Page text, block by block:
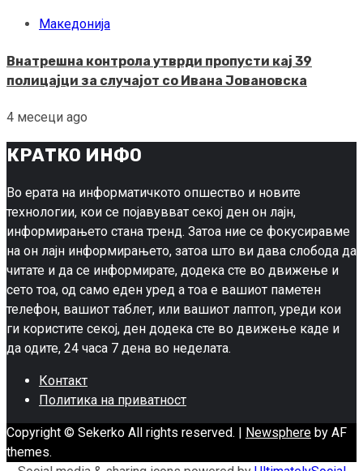
Македонија
Внатрешна контрола утврди пропусти кај 39
полицајци за случајот со Ивана Јовановска
4 месеци ago
КРАТКО ИНФО
Во ерата на информатичкото опшество и новите
технологии, кои се појавувват секој ден он лајн,
информирањето стана тренд. Затоа ние се фокусиравме
на он лајн информирањето, затоа што ви дава слобода да
читате и да се информирате, додека сте во движење и
сето тоа, од само еден уред а тоа е вашиот паметен
телефон, вашиот таблет, или вашиот лаптоп, уреди кои
ги користите секој, ден додека сте во движење каде и
да одите, 24 часа 7 дена во неделата.
Контакт
Политика на приватност
Copyright © Sekerko All rights reserved. Newsphere by AF
themes.